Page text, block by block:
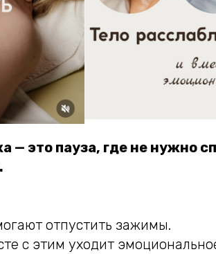
— это пауза, где не нужно
отпустить зажимы.
с этим уходит